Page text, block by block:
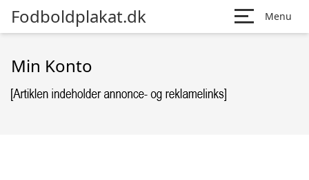
Fodboldplakat.dk Menu
Min Konto